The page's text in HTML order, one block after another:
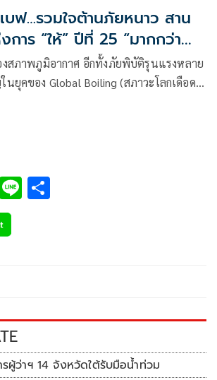
บฟ…รวมใจต้านภัยหนาว สาน
ปีที่ 25 “มากกว่า
สังคมแห่งการให้ที่ยั่งยืน”
สภาพภูมิอากาศ อีกทั้งภัยพิบัติรุนแรงหลาย
ยุคของ Global Boiling (สภาวะโลกเดือด)
C Li
ผู้ว่าฯ 14 จังหวัดใต้รับมือน้ำท่วม